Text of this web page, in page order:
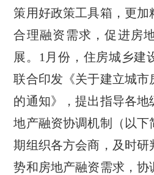
策用好政策工具箱，更加
合理融资需求，促进房
展。1月份，住房城乡建
联合印发《关于建立城市
的通知》，提出指导各
地产融资协调机制（以下
期组织各方会商，及时研
势和房地产融资需求，协